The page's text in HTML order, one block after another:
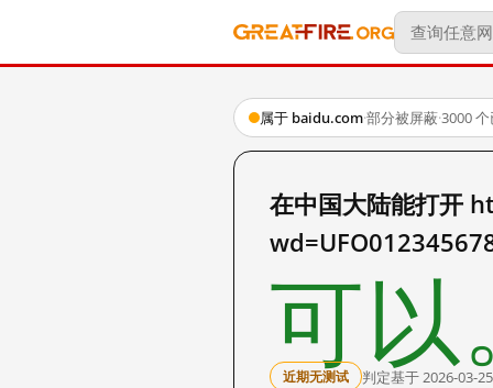
属于 baidu.com·部分被屏蔽·3000
在中国大陆能打开
可以
近期无测试 判定基于 2026-03-